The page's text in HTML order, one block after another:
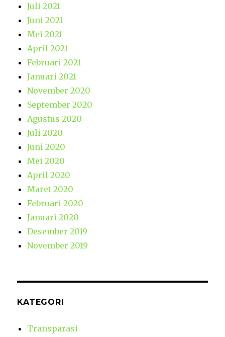
Juli 2021
Juni 2021
Mei 2021
April 2021
Februari 2021
Januari 2021
November 2020
September 2020
Agustus 2020
Juli 2020
Juni 2020
Mei 2020
April 2020
Maret 2020
Februari 2020
Januari 2020
Desember 2019
November 2019
KATEGORI
Transparasi